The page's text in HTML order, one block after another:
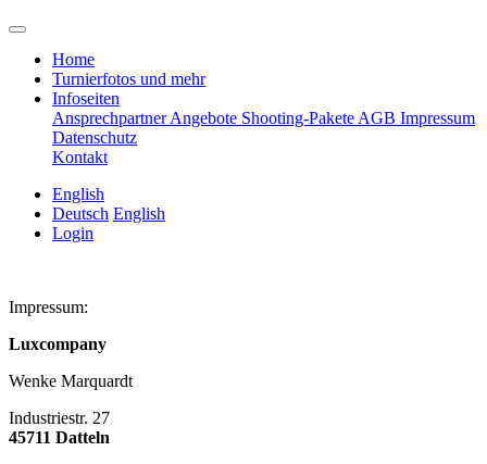
Home
Turnierfotos und mehr
Infoseiten
AnsprechpartnerAngebote Shooting-Pakete AGB Impressum
Datenschutz
Kontakt
English
Deutsch English
Login
Impressum:
Luxcompany
Wenke Marquardt
Industriestr. 27
45711 Datteln